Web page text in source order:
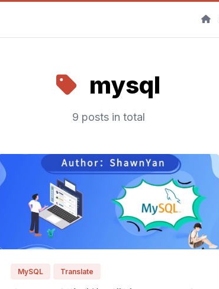
mysql
9 posts in total
MySQL Translate